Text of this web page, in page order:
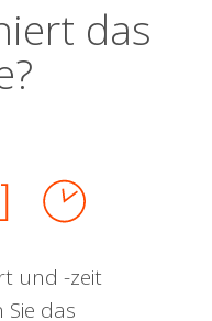
das
und -zeit
das